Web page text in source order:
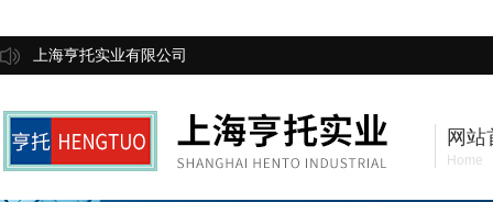
上海亨托实业有限公司
网站
Home